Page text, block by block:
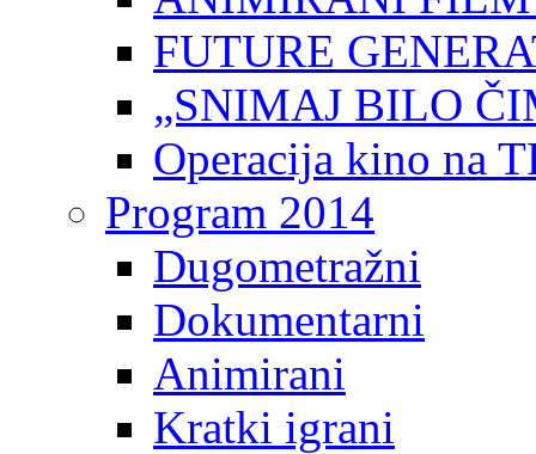
FUTURE
„SNIMAJ BILO
Operacija kino na
Program 2014
Dugometražni
Dokumentarni
Animirani
Kratki igrani